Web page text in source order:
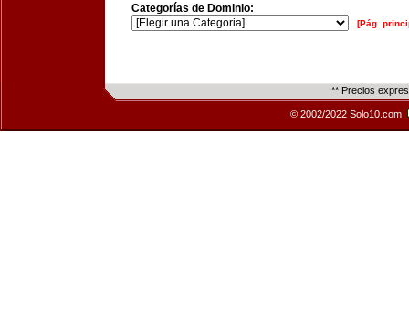
Categorías de Dominio:
[Pág.
** Precios
© 2002/2022 Solo10.com